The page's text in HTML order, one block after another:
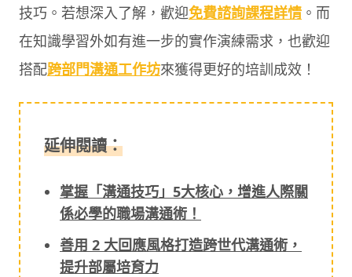
技巧。若想深入了解，歡迎免費諮詢課程詳情 。而
在知識學習外如有進一步的實作演練需求，也歡迎
搭配跨部門溝通工作坊來獲得更好的培訓成效！
延伸閱讀：
掌握「溝通技巧」5大核心，增進人際關
係必學的職場溝通術！
善用 2 大回應風格打造跨世代溝通術，
提升部屬培育力